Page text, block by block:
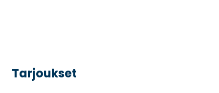
Tarjoukset